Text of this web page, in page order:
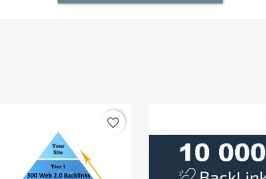
favorite_border